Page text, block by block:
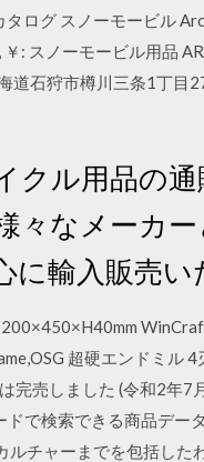
ログ スノーモービル
: スノーモービル用品
石狩市樽川三条1丁目
ル用品の通
々なメーカ
輸入販売い
超硬エンドミル
売しました (令和2年7
で検索できる商品デー
チャーまでを包括した